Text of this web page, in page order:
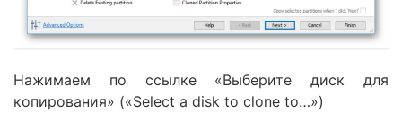
Нажимаем по ссылке «Выберите диск для
копирования» («Select a disk to clone to…»)